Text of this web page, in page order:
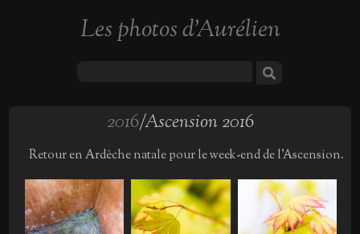
Les photos d'Aurélien
2016/Ascension 2016
Retour en Ardèche natale pour le week-end de l’Ascension.